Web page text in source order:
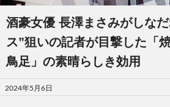
酒豪女優 長澤まさみがしな
ス”狙いの記者が目撃した「
鳥足」の素晴らしき効用
投
稿
2024年5月6日